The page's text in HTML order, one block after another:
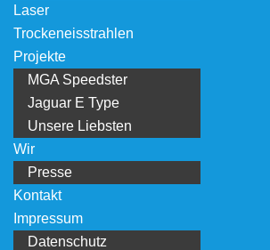
Laser
Trockeneisstrahlen
Projekte
MGA Speedster
Jaguar E Type
Unsere Liebsten
Wir
Presse
Kontakt
Impressum
Datenschutz